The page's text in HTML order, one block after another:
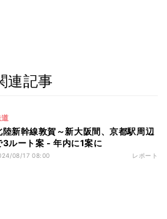
連記事
陸新幹線敦賀～新大阪間、京都駅周辺
3ルート案 - 年内に1案に
08/17 08:00 レポート